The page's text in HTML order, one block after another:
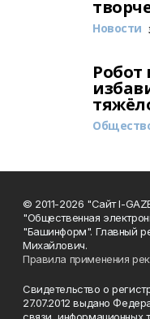
Новости
Робот
© 2011-2026 "Сайт I-
"Общественная
"Башинформ". Главный
Михайлович.
Правила применения
Свидетельство о
27.07.2012 выдано